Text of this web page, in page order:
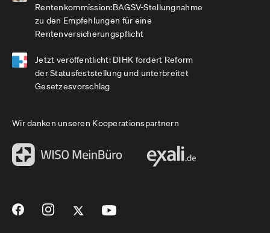
Rentenkommission:BAGSV-Stellungnahme
zu den Empfehlungen für eine
Rentenversicherungspflicht
Jetzt veröffentlicht: DIHK fordert Reform
der Statusfeststellung und unterbreitet
Gesetzesvorschlag
Wir danken unseren Kooperationspartnern